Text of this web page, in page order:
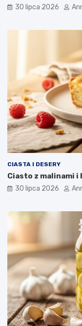
30 lipca 2026
CIASTA I DESERY
Ciasto z malinami i
30 lipca 2026